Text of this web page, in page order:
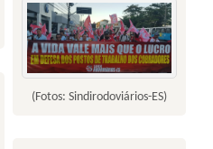
(Fotos: Sindirodoviários-ES)